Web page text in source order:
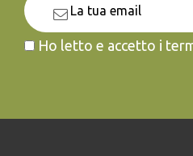
Ho letto e accetto i